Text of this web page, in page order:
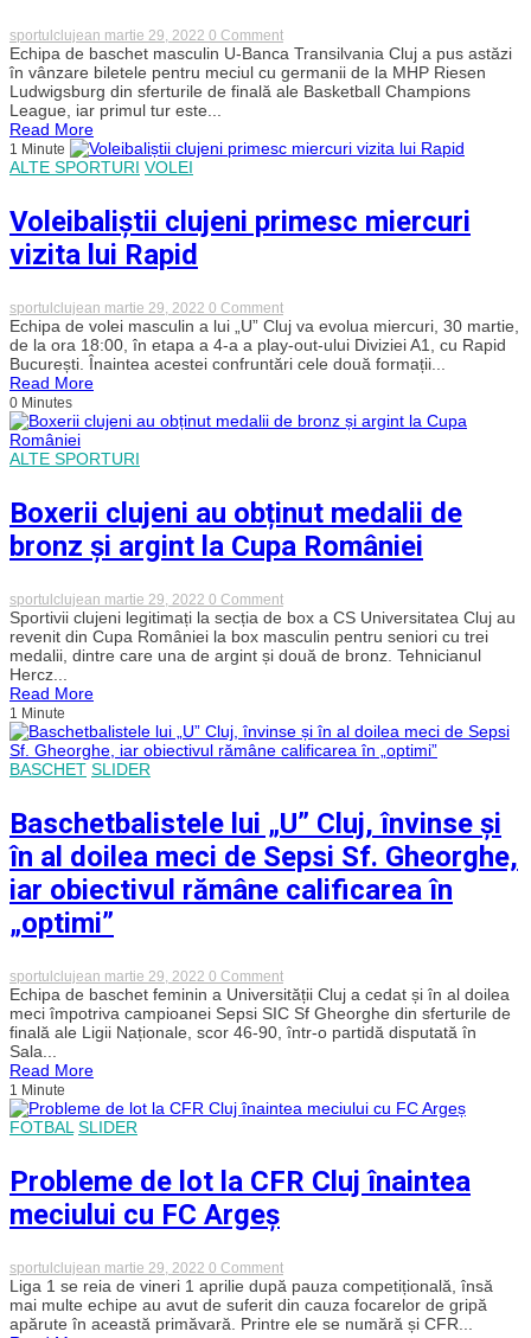
sportulclujean martie 29, 2022 0 Commenton
U-
BT
Cluj-
Napoca
la
meciul
cu
de
oameni
în
BT
Echipa de baschet masculin U-Banca Transilvania Cluj a pus astăzi
în vânzare biletele pentru meciul cu germanii de la MHP Riesen
Ludwigsburg din sferturile de finală ale Basketball Champions
League, iar primul tur este...
Read More
1 Minute
ALTE SPORTURI VOLEI
Voleibaliștii clujeni primesc miercuri
vizita lui Rapid
sportulclujean martie 29, 2022 0 Commenton
Voleibaliștii
clujeni
primesc
miercuri
Rapid
Echipa de volei masculin a lui „U” Cluj va evolua miercuri, 30 martie,
de la ora 18:00, în etapa a 4-a a play-out-ului Diviziei A1, cu Rapid
București. Înaintea acestei confruntări cele două formații...
Read More
0 Minutes
ALTE SPORTURI
Boxerii clujeni au obținut medalii de
bronz și argint la Cupa României
sportulclujean martie 29, 2022 0 Commenton
Boxerii
clujeni
au
obținut
și
argint
la
Sportivii clujeni legitimați la secția de box a CS Universitatea Cluj au
revenit din Cupa României la box masculin pentru seniori cu trei
medalii, dintre care una de argint și două de bronz. Tehnicianul
Hercz...
Read More
1 Minute
BASCHET SLIDER
Baschetbalistele lui „U” Cluj, învinse și
în al doilea meci de Sepsi Sf. Gheorghe,
iar obiectivul rămâne calificarea în
„optimi”
sportulclujean martie 29, 2022 0 Commenton
Baschetbalistele
lui
„U”
Cluj,
al
Sepsi
Sf.
calificarea
în
„optimi”
Echipa de baschet feminin a Universității Cluj a cedat și în al doilea
meci împotriva campioanei Sepsi SIC Sf Gheorghe din sferturile de
finală ale Ligii Naționale, scor 46-90, într-o partidă disputată în
Sala...
Read More
1 Minute
FOTBAL SLIDER
Probleme de lot la CFR Cluj înaintea
meciului cu FC Argeș
sportulclujean martie 29, 2022 0 Commenton
Probleme
de
lot
la
Liga 1 se reia de vineri 1 aprilie după pauza competițională, însă
mai multe echipe au avut de suferit din cauza focarelor de gripă
apărute în această primăvară. Printre ele se numără și CFR...